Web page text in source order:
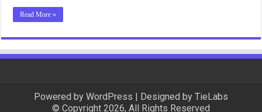
Read More »
Powered by WordPress | Designed by TieLabs
© Copyright 2026, All Rights Reserved